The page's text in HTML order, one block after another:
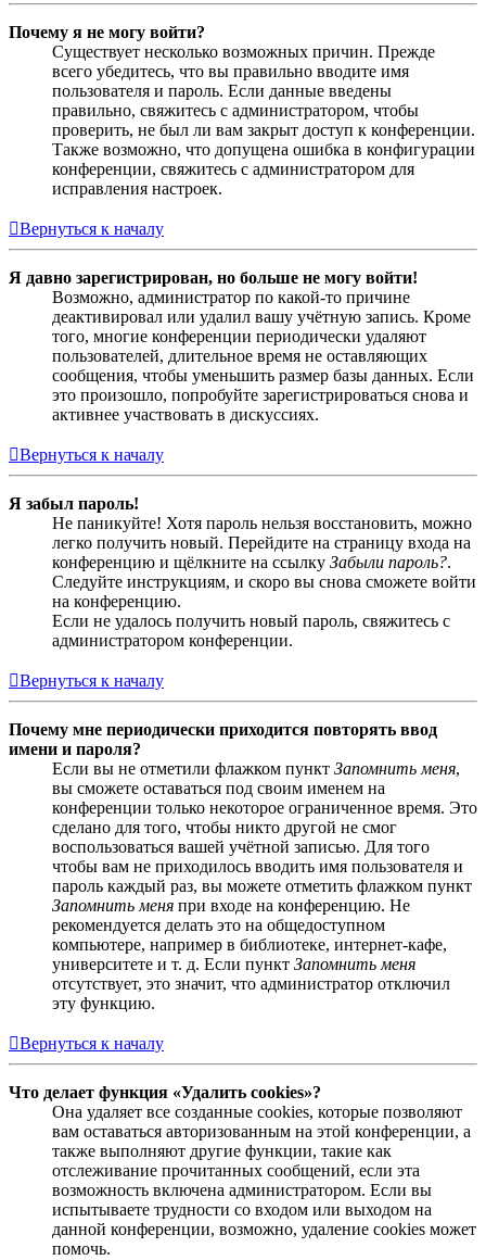
Почему я не могу войти?
Существует несколько возможных причин. Прежде
всего убедитесь, что вы правильно вводите имя
пользователя и пароль. Если данные введены
правильно, свяжитесь с администратором, чтобы
проверить, не был ли вам закрыт доступ к конференции.
Также возможно, что допущена ошибка в конфигурации
конференции, свяжитесь с администратором для
исправления настроек.
Вернуться к началу
Я давно зарегистрирован, но больше не могу войти!
Возможно, администратор по какой-то причине
деактивировал или удалил вашу учётную запись. Кроме
того, многие конференции периодически удаляют
пользователей, длительное время не оставляющих
сообщения, чтобы уменьшить размер базы данных. Если
это произошло, попробуйте зарегистрироваться снова и
активнее участвовать в дискуссиях.
Вернуться к началу
Я забыл пароль!
Не паникуйте! Хотя пароль нельзя восстановить, можно
легко получить новый. Перейдите на страницу входа на
конференцию и щёлкните на ссылку Забыли пароль?.
Следуйте инструкциям, и скоро вы снова сможете войти
на конференцию.
Если не удалось получить новый пароль, свяжитесь с
администратором конференции.
Вернуться к началу
Почему мне периодически приходится повторять ввод
имени и пароля?
Если вы не отметили флажком пункт Запомнить меня,
вы сможете оставаться под своим именем на
конференции только некоторое ограниченное время. Это
сделано для того, чтобы никто другой не смог
воспользоваться вашей учётной записью. Для того
чтобы вам не приходилось вводить имя пользователя и
пароль каждый раз, вы можете отметить флажком пункт
Запомнить меня при входе на конференцию. Не
рекомендуется делать это на общедоступном
компьютере, например в библиотеке, интернет-кафе,
университете и т. д. Если пункт Запомнить меня
отсутствует, это значит, что администратор отключил
эту функцию.
Вернуться к началу
Что делает функция «Удалить cookies»?
Она удаляет все созданные cookies, которые позволяют
вам оставаться авторизованным на этой конференции, а
также выполняют другие функции, такие как
отслеживание прочитанных сообщений, если эта
возможность включена администратором. Если вы
испытываете трудности со входом или выходом на
данной конференции, возможно, удаление cookies может
помочь.